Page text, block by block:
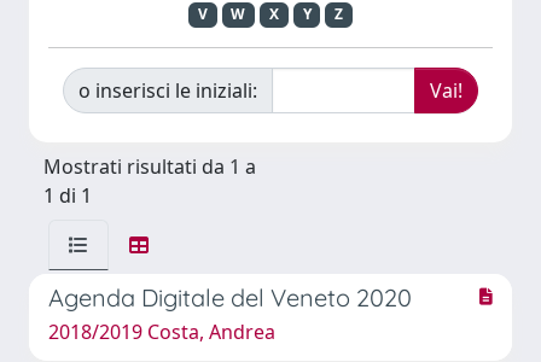
V
W X Y Z
o inserisci le iniziali:
Mostrati risultati da 1 a
1 di 1
Agenda Digitale del Veneto 2020
2018/2019 Costa, Andrea